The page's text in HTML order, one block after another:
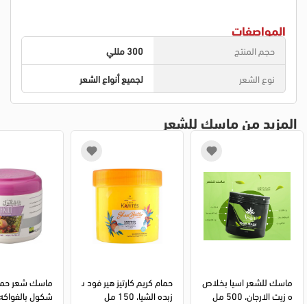
المواصفات
حجم المنتج
300 مللي
نوع الشعر
لجميع أنواع الشعر
المزيد من ماسك للشعر
ماسك للشعر اسيا بخلاص
ه زيت الارجان، 500 مل
حمام كريم كارتيز هير فود ب
زبده الشيا، 150 مل
ماسك شعر
شكول بالفواكه،